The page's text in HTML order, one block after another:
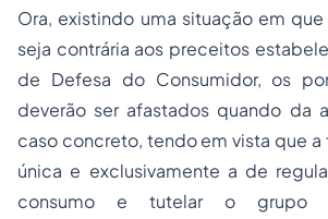
Ora, existindo uma situação em
seja contrária aos preceitos
de Defesa do Consumidor, os
deverão ser afastados quando da
caso concreto, tendo em vista que a
única e exclusivamente a de
consumo e tutelar o grupo